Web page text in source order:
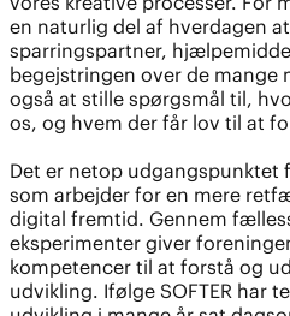
en naturlig del af hverdagen
sparringspartner,
begejstringen over de mange
også at stille spørgsmål til,
os, og hvem der får lov til at
Det er netop udgangspunktet
som arbejder for en mere
digital fremtid. Gennem
eksperimenter giver
kompetencer til at forstå og
udvikling. Ifølge SOFTER har